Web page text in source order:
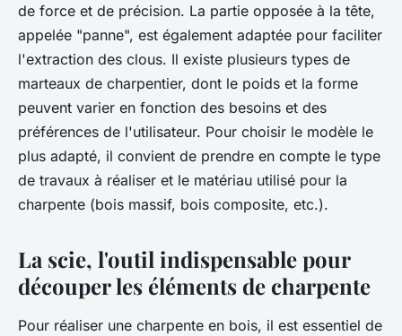
de force et de précision. La partie opposée à la tête,
appelée "panne", est également adaptée pour faciliter
l'extraction des clous. Il existe plusieurs types de
marteaux de charpentier, dont le poids et la forme
peuvent varier en fonction des besoins et des
préférences de l'utilisateur. Pour choisir le modèle le
plus adapté, il convient de prendre en compte le type
de travaux à réaliser et le matériau utilisé pour la
charpente (bois massif, bois composite, etc.).
La scie, l'outil indispensable pour
découper les éléments de charpente
Pour réaliser une charpente en bois, il est essentiel de